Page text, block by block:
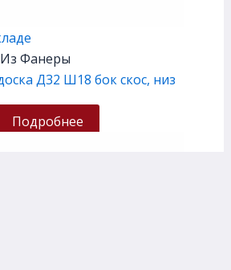
Фанеры
Д32 Ш18 бок скос, низ
Подробнее